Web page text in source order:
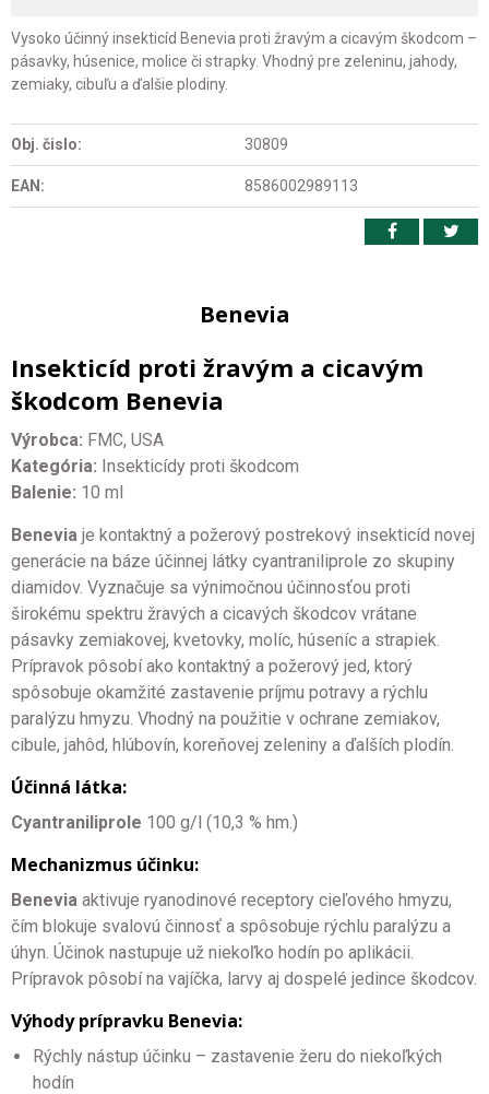
Vysoko účinný insekticíd Benevia proti žravým a cicavým škodcom –
pásavky, húsenice, molice či strapky. Vhodný pre zeleninu, jahody,
zemiaky, cibuľu a ďalšie plodiny.
Obj. čislo: 30809
EAN: 8586002989113
Benevia
Insekticíd proti žravým a cicavým
škodcom Benevia
Výrobca: FMC, USA
Kategória: Insekticídy proti škodcom
Balenie: 10 ml
Benevia je kontaktný a požerový postrekový insekticíd novej
generácie na báze účinnej látky cyantraniliprole zo skupiny
diamidov. Vyznačuje sa výnimočnou účinnosťou proti
širokému spektru žravých a cicavých škodcov vrátane
pásavky zemiakovej, kvetovky, molíc, húseníc a strapiek.
Prípravok pôsobí ako kontaktný a požerový jed, ktorý
spôsobuje okamžité zastavenie príjmu potravy a rýchlu
paralýzu hmyzu. Vhodný na použitie v ochrane zemiakov,
cibule, jahôd, hlúbovín, koreňovej zeleniny a ďalších plodín.
Účinná látka:
Cyantraniliprole 100 g/l (10,3 % hm.)
Mechanizmus účinku:
Benevia aktivuje ryanodinové receptory cieľového hmyzu,
čím blokuje svalovú činnosť a spôsobuje rýchlu paralýzu a
úhyn. Účinok nastupuje už niekoľko hodín po aplikácii.
Prípravok pôsobí na vajíčka, larvy aj dospelé jedince škodcov.
Výhody prípravku Benevia:
Rýchly nástup účinku – zastavenie žeru do niekoľkých
hodín